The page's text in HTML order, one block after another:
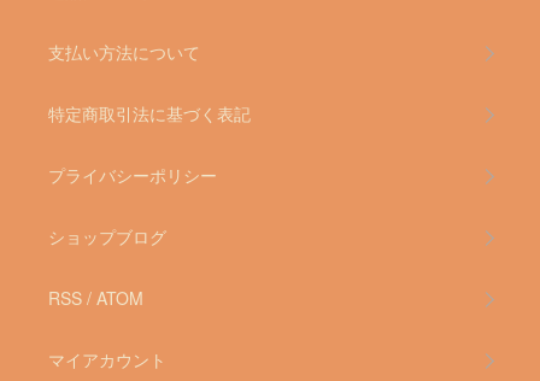
支払い方法について
特定商取引法に基づく表記
プライバシーポリシー
ショップブログ
RSS / ATOM
マイアカウント